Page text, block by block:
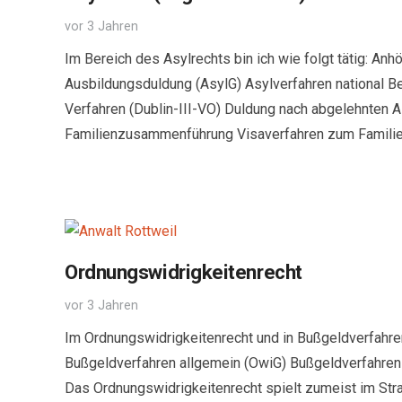
vor 3 Jahren
Im Bereich des Asylrechts bin ich wie folgt tätig:
Ausbildungsduldung (AsylG) Asylverfahren national
Verfahren (Dublin-III-VO) Duldung nach abgelehnten
Familienzusammenführung Visaverfahren zum
Ordnungswidrigkeitenrecht
vor 3 Jahren
Im Ordnungswidrigkeitenrecht und in
Bußgeldverfahren allgemein (OwiG)
Das Ordnungswidrigkeitenrecht spielt zumeist im